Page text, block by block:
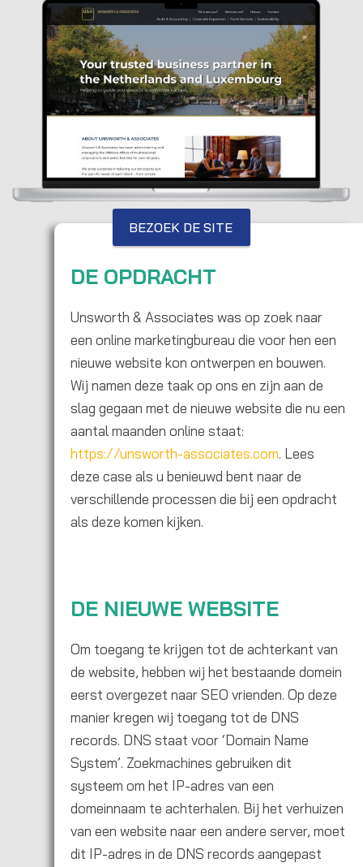
BEZOEK DE SITE
DE OPDRACHT
Unsworth & Associates was op zoek naar
een online marketingbureau die voor hen een
nieuwe website kon ontwerpen en bouwen.
Wij namen deze taak op ons en zijn aan de
slag gegaan met de nieuwe website die nu een
aantal maanden online staat:
https://unsworth-associates.com. Lees
deze case als u benieuwd bent naar de
verschillende processen die bij een opdracht
als deze komen kijken.
DE NIEUWE WEBSITE
Om toegang te krijgen tot de achterkant van
de website, hebben wij het bestaande domein
eerst overgezet naar SEO vrienden. Op deze
manier kregen wij toegang tot de DNS
records. DNS staat voor ‘Domain Name
System’. Zoekmachines gebruiken dit
systeem om het IP-adres van een
domeinnaam te achterhalen. Bij het verhuizen
van een website naar een andere server, moet
dit IP-adres in de DNS records aangepast